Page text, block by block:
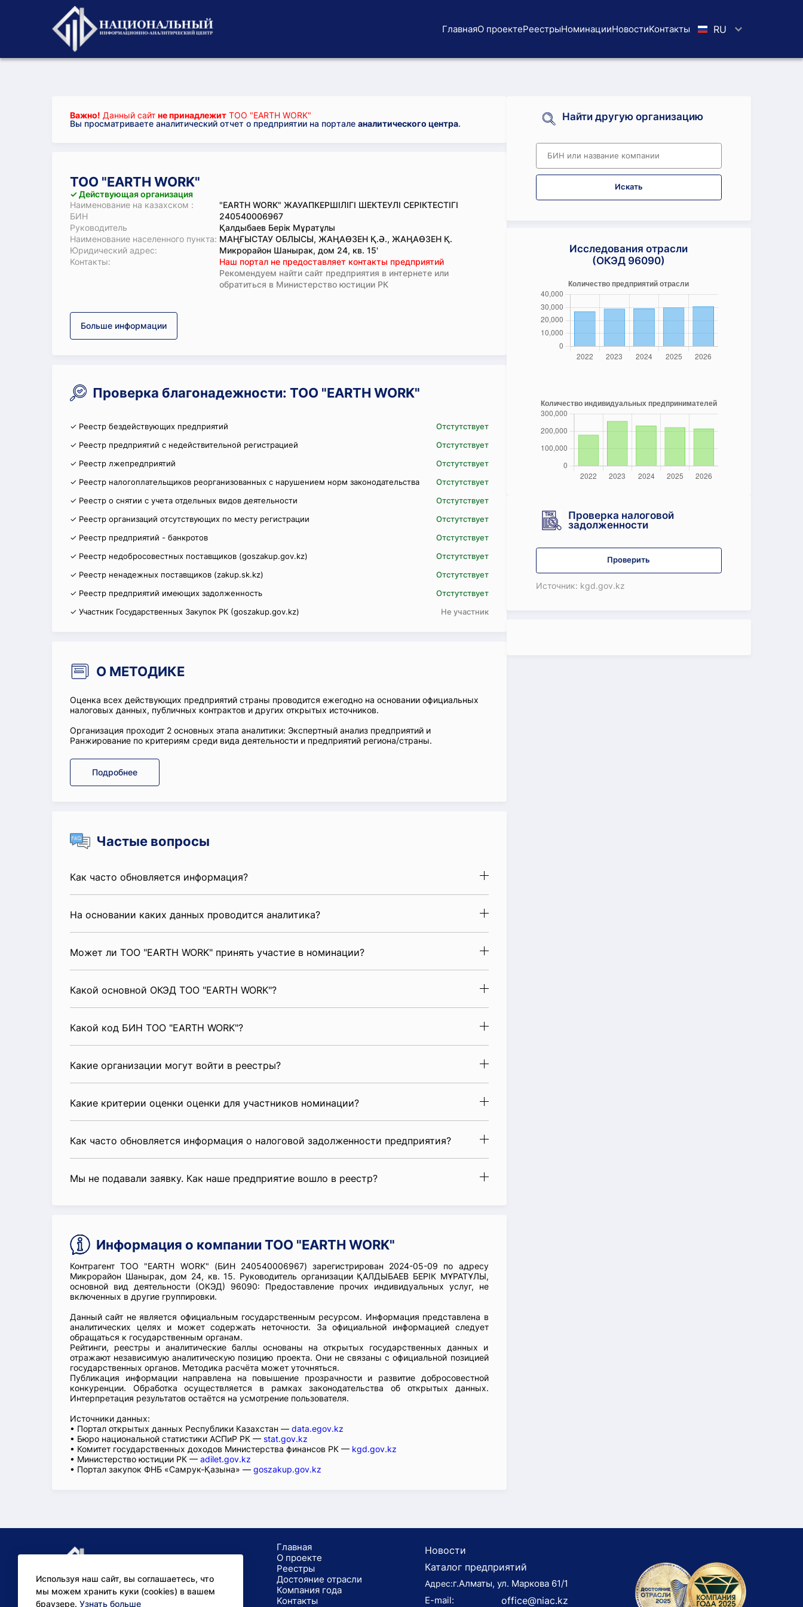
ГлавнаяО проектеРеестрыНоминацииНовостиKoнтaкты RU
Важно! Данный сайт не принадлежит ТОО "EARTH WORK"
Вы просматриваете аналитический отчет о предприятии на портале аналитического центра.
ТОО "EARTH WORK"
✓ Действующая организация
Наименование на казахском :
"EARTH WORK" ЖАУАПКЕРШІЛІГІ ШЕКТЕУЛІ СЕРІКТЕСТІГІ
БИН
240540006967
Руководитель
Қалдыбаев Берік Мұратұлы
Наименование населенного пункта: МАҢҒЫСТАУ ОБЛЫСЫ, ЖАҢАӨЗЕН Қ.Ә., ЖАҢАӨЗЕН Қ.
Юридический адрес:
Микрорайон Шанырак, дом 24, кв. 15'
Koнтaкты:
Наш портал не предоставляет контакты предприятий
Рекомендуем найти сайт предприятия в интернете или
обратиться в Министерство юстиции РК
Больше информации
Проверка благонадежности: ТОО "EARTH WORK"
✓ Реестр бездействующих предприятий
Отстутствует
✓ Реестр предприятий с недействительной регистрацией
Отстутствует
✓ Реестр лжепредприятий
Отстутствует
✓ Реестр налогоплательщиков реорганизованных с нарушением норм законодательства
Отстутствует
✓ Реестр о снятии с учета отдельных видов деятельности
Отстутствует
✓ Реестр организаций отсутствующих по месту регистрации
Отстутствует
✓ Реестр предприятий - банкротов
Отстутствует
✓ Реестр недобросовестных поставщиков (goszakup.gov.kz)
Отстутствует
✓ Реестр ненадежных поставщиков (zakup.sk.kz)
Отстутствует
✓ Реестр предприятий имеющих задолженность
Отстутствует
✓ Участник Государственных Закупок РК (goszakup.gov.kz)
Не участник
О МЕТОДИКЕ
Оценка всех действующих предприятий страны проводится ежегодно на основании официальных
налоговых данных, публичных контрактов и других открытых источников.
Организация проходит 2 основных этапа аналитики: Экспертный анализ предприятий и
Ранжирование по критериям среди вида деятельности и предприятий региона/страны.
Подробнее
Частые вопросы
Как часто обновляется информация?
На основании каких данных проводится аналитика?
Может ли ТОО "EARTH WORK" принять участие в номинации?
Какой основной ОКЭД ТОО "EARTH WORK"?
Какой код БИН ТОО "EARTH WORK"?
Какие организации могут войти в реестры?
Какие критерии оценки оценки для участников номинации?
Как часто обновляется информация о налоговой задолженности предприятия?
Мы не подавали заявку. Как наше предприятие вошло в реестр?
Информация о компании ТОО "EARTH WORK"
Контрагент ТОО "EARTH WORK" (БИН 240540006967) зарегистрирован 2024-05-09 по адресу
Микрорайон Шанырак, дом 24, кв. 15. Руководитель организации ҚАЛДЫБАЕВ БЕРІК МҰРАТҰЛЫ,
основной вид деятельности (ОКЭД) 96090: Предоставление прочих индивидуальных услуг, не
включенных в другие группировки.
Данный сайт не является официальным государственным ресурсом. Информация представлена в
аналитических целях и может содержать неточности. За официальной информацией следует
обращаться к государственным органам.
Рейтинги, реестры и аналитические баллы основаны на открытых государственных данных и
отражают независимую аналитическую позицию проекта. Они не связаны с официальной позицией
государственных органов. Методика расчёта может уточняться.
Публикация информации направлена на повышение прозрачности и развитие добросовестной
конкуренции. Обработка осуществляется в рамках законодательства об открытых данных.
Интерпретация результатов остаётся на усмотрение пользователя.
Источники данных:
• Портал открытых данных Республики Казахстан — data.egov.kz
• Бюро национальной статистики АСПиР РК — stat.gov.kz
• Комитет государственных доходов Министерства финансов РК — kgd.gov.kz
• Министерство юстиции РК — adilet.gov.kz
• Портал закупок ФНБ «Самрук-Қазына» — goszakup.gov.kz
Найти другую организацию
Искать
Исследования отрасли
(ОКЭД 96090)
Проверка налоговой
задолженности
Проверить
Источник: kgd.gov.kz
Используя наш сайт, вы соглашаетесь, что
мы можем хранить куки (cookies) в вашем
браузере. Узнать больше
Главная
О проекте
Реестры
Достояние отрасли
Компания года
Koнтaкты
Новости
Каталог предприятий
Адрес:г.Алматы, ул. Маркова 61/1
E-mail:
office@niac.kz